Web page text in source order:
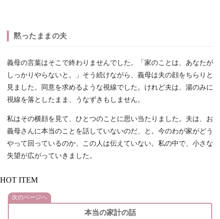
黙ったままの夫
義母の言葉はそこで終わりませんでした。「家のことは、あなたが
しっかりやらないと。」そう続けながら、義母は夫の顔をちらりと
見ました。同意を求めるような視線でした。けれど夫は、湯のみに
視線を落としたまま、うなずきもしません。
私はその横顔を見て、ひとつのことに思い当たりました。夫は、お
義母さんに本当のことを話していないのだ、と。今のわが家がどう
やって回っているのか、この人は伝えていない。私の中で、小さな
失望が広がっていきました。
HOT ITEM
次のページへ
本当の家計の話